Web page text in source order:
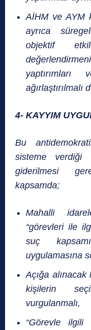
AİHM ve AYM
ayrıca
objektif
ağırlaştırılmalı
4- KAYYIM
Bu
sisteme
giderilmesi
kapsamda;
Mahalli
“görevleri ile
suç
uygulamasına
Açığa
kişilerin
vurgulanmalı,
“Görevle ilgili